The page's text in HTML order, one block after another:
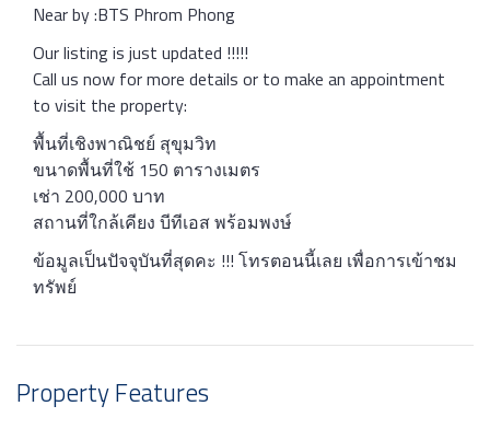
Near by :BTS Phrom Phong
Our listing is just updated !!!!!
Call us now for more details or to make an appointment
to visit the property:
พื้นที่เชิงพาณิชย์ สุขุมวิท
ขนาดพื้นที่ใช้ 150 ตารางเมตร
เช่า 200,000 บาท
สถานที่ใกล้เคียง บีทีเอส พร้อมพงษ์
ข้อมูลเป็นปัจจุบันที่สุดคะ !!! โทรตอนนี้เลย เพื่อการเข้าชม
ทรัพย์
Property Features